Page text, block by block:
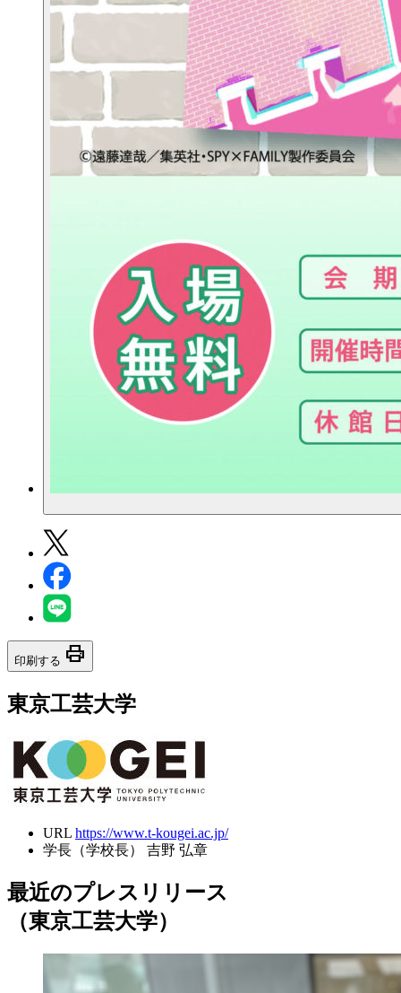
印刷する print
東京工芸大学
URL https://www.t-kougei.ac.jp/
学長（学校長）
吉野 弘章
最近のプレスリリース
（東京工芸大学）